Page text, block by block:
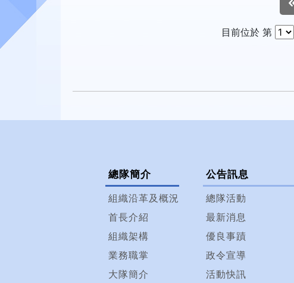
目前位於 第
總隊簡介
組織沿革及概況
首長介紹
組織架構
業務職掌
大隊簡介
公告訊息
總隊活動
最新消息
優良事蹟
政令宣導
活動快訊